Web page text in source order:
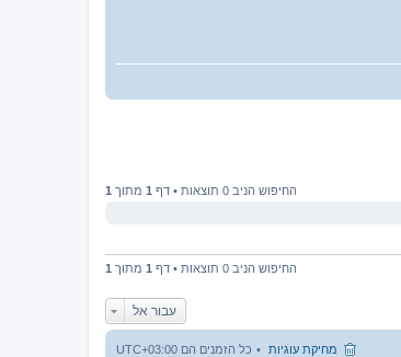
החיפוש הניב 0 תוצאות • דף 1 מתוך 1
החיפוש הניב 0 תוצאות • דף 1 מתוך 1
עבור אל
כל הזמנים הם UTC+03:00 מחיקת עוגיות